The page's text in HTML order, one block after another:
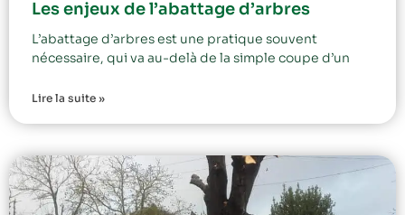
Les enjeux de l’abattage d’arbres
L’abattage d’arbres est une pratique souvent
nécessaire, qui va au-delà de la simple coupe d’un
Lire la suite »